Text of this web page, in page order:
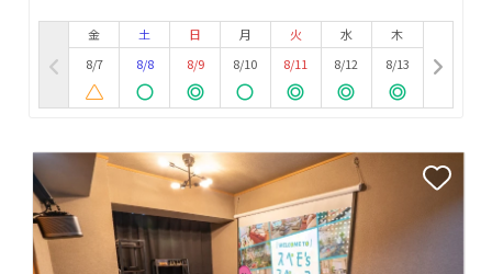
金
8/7
土
8/8
日
8/9
月
8/10
火
8/11
水
8/12
木
8/13